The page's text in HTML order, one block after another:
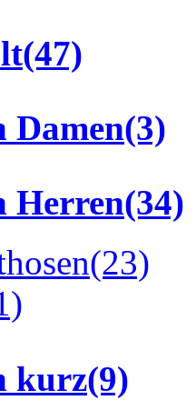
(47)
Damen(3)
Herren(34)
(23)
kurz(9)